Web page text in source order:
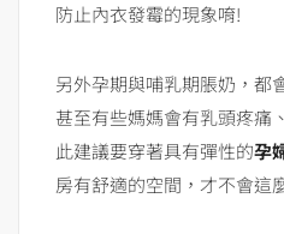
防止內衣發霉的現象唷!
另外孕期與哺乳期脹奶，都
甚至有些媽媽會有乳頭疼痛
此建議要穿著具有彈性的孕
房有舒適的空間，才不會這